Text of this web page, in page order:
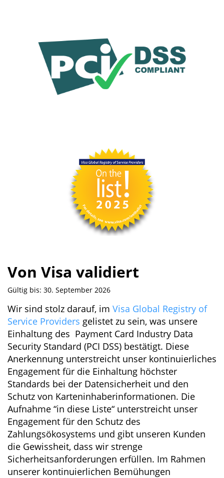
Von Visa validiert
Gültig bis: 30. September 2026
Wir sind stolz darauf, im Visa Global Registry of
Service Providers gelistet zu sein, was unsere
Einhaltung des Payment Card Industry Data
Security Standard (PCI DSS) bestätigt. Diese
Anerkennung unterstreicht unser kontinuierliches
Engagement für die Einhaltung höchster
Standards bei der Datensicherheit und den
Schutz von Karteninhaberinformationen. Die
Aufnahme “in diese Liste“ unterstreicht unser
Engagement für den Schutz des
Zahlungsökosystems und gibt unseren Kunden
die Gewissheit, dass wir strenge
Sicherheitsanforderungen erfüllen. Im Rahmen
unserer kontinuierlichen Bemühungen